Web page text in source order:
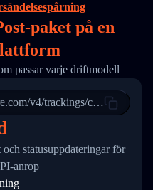
2,
"",
[
"2017-03-08 04: 22: 00",
"Departed
"Departed Facility
"2017-03-06 15:28:00",
"Shipment
"BEIJING-
paket på en
passar varje driftmodell
v4/trackings/create
statusuppdateringar för
anrop